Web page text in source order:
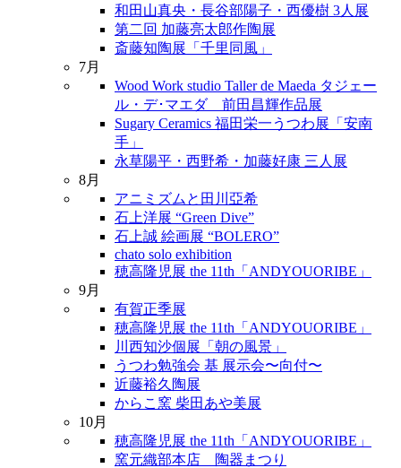
和田山真央・長谷部陽子・西優樹 3人展
第二回 加藤亮太郎作陶展
斎藤知陶展「千里同風」
7月
Wood Work studio Taller de Maeda タジェー
ル・デ･マエダ 前田昌輝作品展
Sugary Ceramics 福田栄一うつわ展「安南
手」
永草陽平・西野希・加藤好康 三人展
8月
アニミズムと田川亞希
石上洋展 “Green Dive”
石上誠 絵画展 “BOLERO”
chato solo exhibition
穂高隆児展 the 11th「ANDYOUORIBE」
9月
有賀正季展
穂高隆児展 the 11th「ANDYOUORIBE」
川西知沙個展「朝の風景」
うつわ勉強会 基 展示会〜向付〜
近藤裕久陶展
からこ窯 柴田あや美展
10月
穂高隆児展 the 11th「ANDYOUORIBE」
窯元織部本店 陶器まつり